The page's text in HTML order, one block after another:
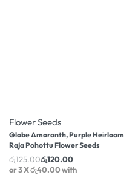
Flower Seeds
Globe Amaranth, Purple Heirloom
Raja Pohottu Flower Seeds
රු125.00රු120.00
or 3 Xරු40.00with